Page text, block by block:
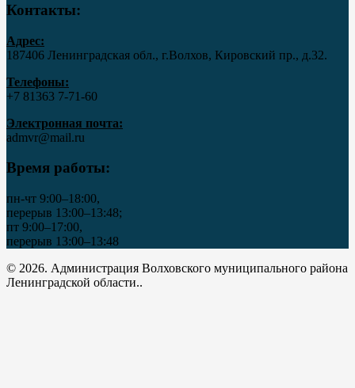
Контакты:
Адрес:
187406 Ленинградская обл., г.Волхов, Кировский пр., д.32.
Телефоны:
+7 81363 7‑71-60
Электронная почта:
admvr@mail.ru
Время работы:
пн-чт 9:00–18:00,
перерыв 13:00–13:48;
пт 9:00–17:00,
перерыв 13:00–13:48
© 2026. Администрация Волховского муниципального района
Ленинградской области..